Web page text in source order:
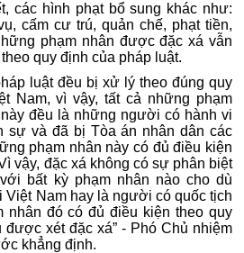
các hình phạt bổ sung khác như:
cấm cư trú, quản chế, phạt tiền,
phạm nhân được đặc xá vẫn
quy định của pháp luật.
luật đều bị xử lý theo đúng quy
Nam, vì vậy, tất cả những phạm
đều là những người có hành vi
sự và đã bị Tòa án nhân dân các
phạm nhân này có đủ điều kiện
vậy, đặc xá không có sự phân biệt
bất kỳ phạm nhân nào cho dù
Việt Nam hay là người có quốc tịch
nhân đó có đủ điều kiện theo quy
xét đặc xá” - Phó Chủ nhiệm
khẳng định.